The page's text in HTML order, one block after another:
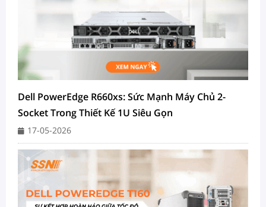
Dell PowerEdge R660xs: Sức Mạnh Máy Chủ 2-
Socket Trong Thiết Kế 1U Siêu Gọn
17-05-2026